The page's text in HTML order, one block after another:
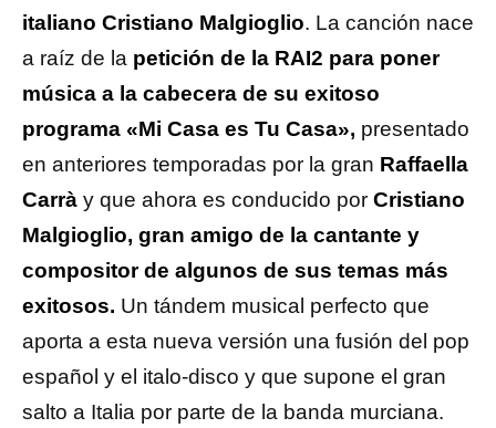
italiano Cristiano Malgioglio. La canción nace
a raíz de la petición de la RAI2 para poner
música a la cabecera de su exitoso
programa «Mi Casa es Tu Casa», presentado
en anteriores temporadas por la gran Raffaella
Carrà y que ahora es conducido por Cristiano
Malgioglio, gran amigo de la cantante y
compositor de algunos de sus temas más
exitosos. Un tándem musical perfecto que
aporta a esta nueva versión una fusión del pop
español y el italo-disco y que supone el gran
salto a Italia por parte de la banda murciana.